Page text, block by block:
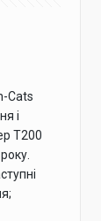
Cats
і
T200